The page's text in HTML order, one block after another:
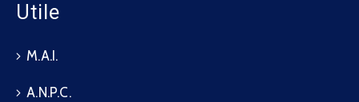
Utile
M.A.I.
A.N.P.C.